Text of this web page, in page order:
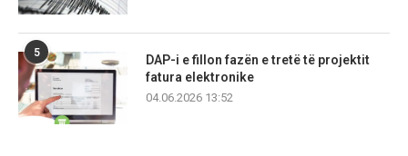
5
DAP-i e fillon fazën e tretë të projektit
fatura elektronike
04.06.2026 13:52